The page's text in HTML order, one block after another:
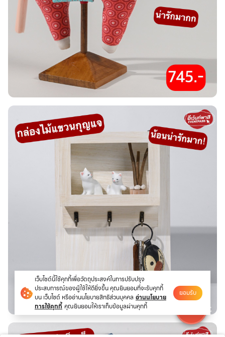
เว็บไซต์นี้ใช้คุกกี้เพื่อวัตถุประสงค์ในการปรับปรุง
ประสบการณ์ของผู้ใช้ให้ดียิ่งขึ้น คุณยินยอมที่จะรับคุกกี้
บน เว็บไซต์ หรืออ่านนโยบายสิทธิส่วนบุคคล อ่านนโยบาย
การใช้คุกกี้ คุณยินยอมให้เราเก็บข้อมูลผ่านคุกกี้
ยอมรับ